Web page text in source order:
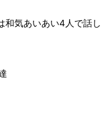
和気あいあい4人で話し